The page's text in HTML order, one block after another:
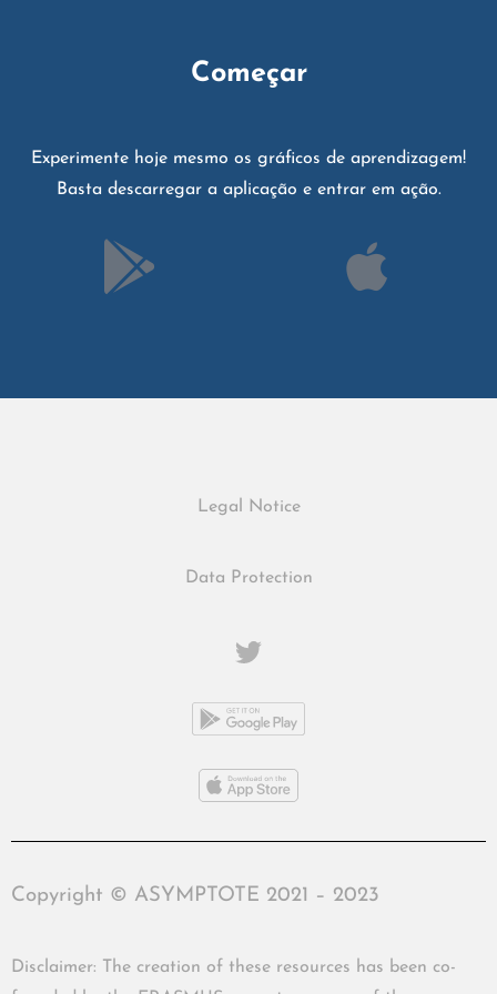
Começar
Experimente hoje mesmo os gráficos de aprendizagem!
Basta descarregar a aplicação e entrar em ação.
Legal Notice
Data Protection
Copyright © ASYMPTOTE 2021 – 2023
Disclaimer: The creation of these resources has been co-